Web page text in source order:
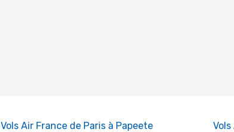
Vols Air France de Paris à Papeete